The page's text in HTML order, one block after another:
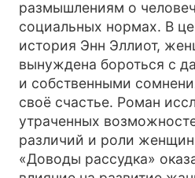
размышлениям о
социальных нормах. В
история Энн Эллиот,
вынуждена бороться с
и собственными
своё счастье. Роман
утраченных
различий и роли
«Доводы рассудка»